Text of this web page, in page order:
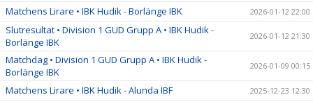
Matchens Lirare • IBK Hudik - Borlänge IBK 2026-01-12 22:00
Slutresultat • Division 1 GUD Grupp A • IBK Hudik -
Borlänge IBK
2026-01-12 21:30
Matchdag • Division 1 GUD Grupp A • IBK Hudik -
Borlänge IBK
2026-01-09 00:15
Matchens Lirare • IBK Hudik - Alunda IBF 2025-12-23 12:30